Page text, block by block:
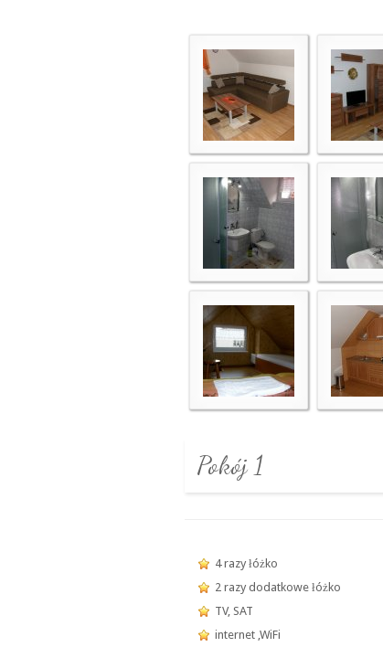
Pokój 1
4 razy łóżko
2 razy dodatkowe łóżko
TV, SAT
internet ,WiFi